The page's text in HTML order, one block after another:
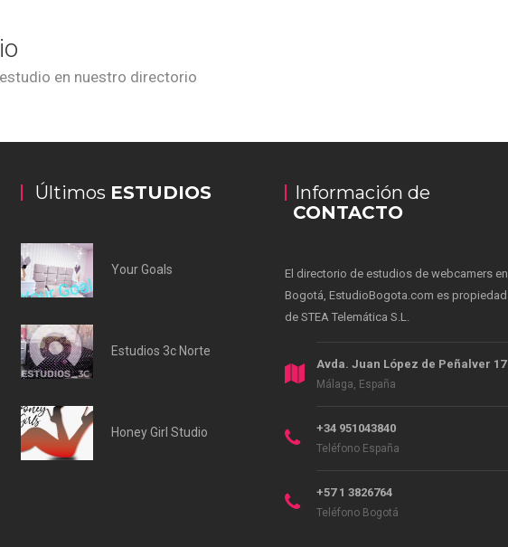
en nuestro directorio
Últimos ESTUDIOS
Your Goals
Estudios 3c Norte
Honey Girl Studio
Información de
CONTACTO
El directorio de estudios de webcamers en
Bogotá, EstudioBogota.com es propiedad
de STEA Telemática S.L.
Avda. Juan López de Peñalver 17
Málaga, España
+34 951043840
Teléfono España
+57 1 3826764
Teléfono Bogotá